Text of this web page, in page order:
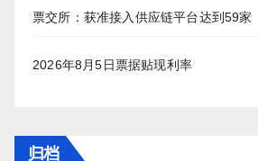
票交所：获准接入供应链平台达到59家
2026年8月5日票据贴现利率
归档